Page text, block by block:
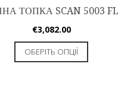
ТОПКА SCAN 5003
€3,082.00
ОБЕРІТЬ ОПЦІЇ